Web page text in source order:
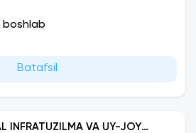
boshlab
Batafsil
INFRATUZILMA VA UY-JOY